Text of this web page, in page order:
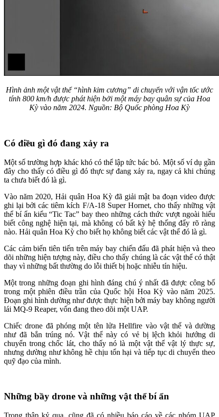
Hình ảnh một vật thể “hình kim cương” di chuyển với vận tốc ước
tính 800 km/h được phát hiện bởi một máy bay quân sự của Hoa
Kỳ vào năm 2024. Nguồn: Bộ Quốc phòng Hoa Kỳ
Có điều gì đó đang xảy ra
Một số trường hợp khác khó có thể lập tức bác bỏ. Một số ví dụ gần
đây cho thấy có điều gì đó thực sự đang xảy ra, ngay cả khi chúng
ta chưa biết đó là gì.
Vào năm 2020, Hải quân Hoa Kỳ đã giải mật ba đoạn video được
ghi lại bởi các tiêm kích F/A-18 Super Hornet, cho thấy những vật
thể bí ẩn kiểu “Tic Tac” bay theo những cách thức vượt ngoài hiểu
biết công nghệ hiện tại, mà không có bất kỳ hệ thống đẩy rõ ràng
nào. Hải quân Hoa Kỳ cho biết họ không biết các vật thể đó là gì.
Các cảm biến tiên tiến trên máy bay chiến đấu đã phát hiện và theo
dõi những hiện tượng này, điều cho thấy chúng là các vật thể có thật
thay vì những bất thường do lỗi thiết bị hoặc nhiễu tín hiệu.
Một trong những đoạn ghi hình đáng chú ý nhất đã được công bố
trong một phiên điều trần của Quốc hội Hoa Kỳ vào năm 2025.
Đoạn ghi hình dường như được thực hiện bởi máy bay không người
lái MQ-9 Reaper, vốn đang theo dõi một UAP.
Chiếc drone đã phóng một tên lửa Hellfire vào vật thể và dường
như đã bắn trúng nó. Vật thể này có vẻ bị lệch khỏi hướng di
chuyển trong chốc lát, cho thấy nó là một vật thể vật lý thực sự,
nhưng dường như không hề chịu tổn hại và tiếp tục di chuyển theo
quỹ đạo của mình.
Những bầy drone và những vật thể bí ẩn